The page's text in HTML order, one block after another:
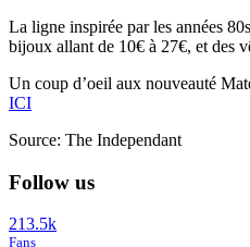
La ligne inspirée par les années
bijoux allant de 10€ à 27€, et des
Un coup d’oeil aux nouveauté
ICI
Source: The Independant
Follow us
213.5k
Fans